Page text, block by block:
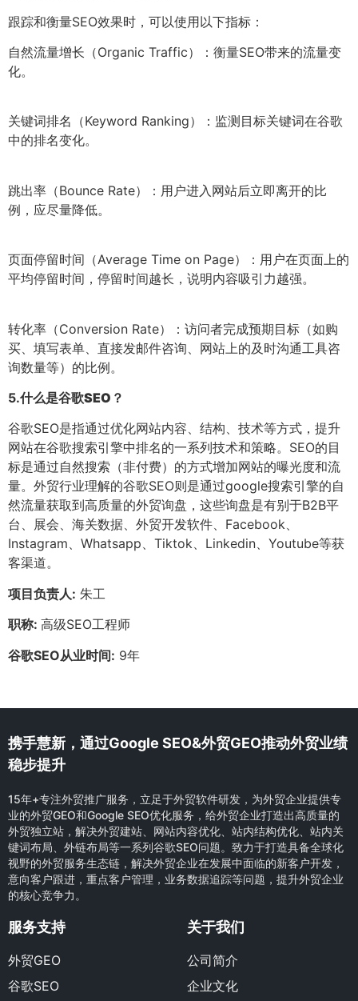
跟踪和衡量SEO效果时，可以使用以下指标：
自然流量增长（Organic Traffic）：衡量SEO带来的流量变
化。
关键词排名（Keyword Ranking）：监测目标关键词在谷歌
中的排名变化。
跳出率（Bounce Rate）：用户进入网站后立即离开的比
例，应尽量降低。
页面停留时间（Average Time on Page）：用户在页面上的
平均停留时间，停留时间越长，说明内容吸引力越强。
转化率（Conversion Rate）：访问者完成预期目标（如购
买、填写表单、直接发邮件咨询、网站上的及时沟通工具咨
询数量等）的比例。
5.什么是谷歌SEO？
谷歌SEO是指通过优化网站内容、结构、技术等方式，提升
网站在谷歌搜索引擎中排名的一系列技术和策略。SEO的目
标是通过自然搜索（非付费）的方式增加网站的曝光度和流
量。外贸行业理解的谷歌SEO则是通过google搜索引擎的自
然流量获取到高质量的外贸询盘，这些询盘是有别于B2B平
台、展会、海关数据、外贸开发软件、Facebook、
Instagram、Whatsapp、Tiktok、Linkedin、Youtube等获
客渠道。
项目负责人: 朱工
职称: 高级SEO工程师
谷歌SEO从业时间: 9年
携手慧新，通过Google SEO&外贸GEO推动外贸业绩
稳步提升
15年+专注外贸推广服务，立足于外贸软件研发，为外贸企业提供专
业的外贸GEO和Google SEO优化服务，给外贸企业打造出高质量的
外贸独立站，解决外贸建站、网站内容优化、站内结构优化、站内关
键词布局、外链布局等一系列谷歌SEO问题。致力于打造具备全球化
视野的外贸服务生态链，解决外贸企业在发展中面临的新客户开发，
意向客户跟进，重点客户管理，业务数据追踪等问题，提升外贸企业
的核心竞争力。
服务支持
外贸GEO
谷歌SEO
关于我们
公司简介
企业文化